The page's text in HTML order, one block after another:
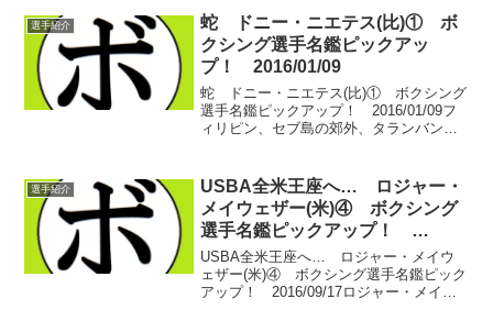
ーニバル前に世界ランカーを討ち破り、
日本ラ...
選手紹介
蛇 ドニー・ニエテス(比)① ボ
クシング選手名鑑ピックアッ
プ！ 2016/01/09
蛇 ドニー・ニエテス(比)① ボクシング
選手名鑑ピックアップ！ 2016/01/09フ
ィリピン、セブ島の郊外、タランバン地
業。中に入っていくと、突然大きなスペ
ースにサン...
選手紹介
USBA全米王座へ… ロジャー・
メイウェザー(米)④ ボクシング
選手名鑑ピックアップ！
2016/09/17
USBA全米王座へ… ロジャー・メイウ
ェザー(米)④ ボクシング選手名鑑ピック
アップ！ 2016/09/17ロジャー・メイウ